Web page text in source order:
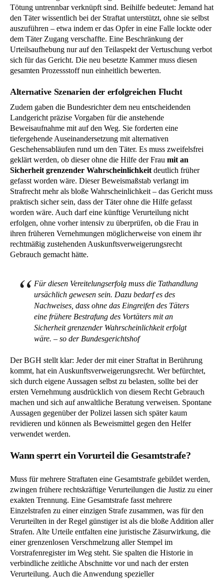
Tötung untrennbar verknüpft sind. Beihilfe bedeutet: Jemand hat
den Täter wissentlich bei der Straftat unterstützt, ohne sie selbst
auszuführen – etwa indem er das Opfer in eine Falle lockte oder
dem Täter Zugang verschaffte. Eine Beschränkung der
Urteilsaufhebung nur auf den Teilaspekt der Vertuschung verbot
sich für das Gericht. Die neu besetzte Kammer muss diesen
gesamten Prozessstoff nun einheitlich bewerten.
Alternative Szenarien der erfolgreichen Flucht
Zudem gaben die Bundesrichter dem neu entscheidenden
Landgericht präzise Vorgaben für die anstehende
Beweisaufnahme mit auf den Weg. Sie forderten eine
tiefergehende Auseinandersetzung mit alternativen
Geschehensabläufen rund um den Täter. Es muss zweifelsfrei
geklärt werden, ob dieser ohne die Hilfe der Frau mit an
Sicherheit grenzender Wahrscheinlichkeit deutlich früher
gefasst worden wäre. Dieser Beweismaßstab verlangt im
Strafrecht mehr als bloße Wahrscheinlichkeit – das Gericht muss
praktisch sicher sein, dass der Täter ohne die Hilfe gefasst
worden wäre. Auch darf eine künftige Verurteilung nicht
erfolgen, ohne vorher intensiv zu überprüfen, ob die Frau in
ihren früheren Vernehmungen möglicherweise von einem ihr
rechtmäßig zustehenden Auskunftsverweigerungsrecht
Gebrauch gemacht hätte.
Für diesen Vereitelungserfolg muss die Tathandlung
ursächlich gewesen sein. Dazu bedarf es des
Nachweises, dass ohne das Eingreifen des Täters
eine frühere Bestrafung des Vortäters mit an
Sicherheit grenzender Wahrscheinlichkeit erfolgt
wäre. – so der Bundesgerichtshof
Der BGH stellt klar: Jeder der mit einer Straftat in Berührung
kommt, hat ein Auskunftsverweigerungsrecht. Wer befürchtet,
sich durch eigene Aussagen selbst zu belasten, sollte bei der
ersten Vernehmung ausdrücklich von diesem Recht Gebrauch
machen und sich auf anwaltliche Beratung verweisen. Spontane
Aussagen gegenüber der Polizei lassen sich später kaum
revidieren und können als Beweismittel gegen den Helfer
verwendet werden.
Wann sperrt ein Vorurteil die Gesamtstrafe?
Muss für mehrere Straftaten eine Gesamtstrafe gebildet werden,
zwingen frühere rechtskräftige Verurteilungen die Justiz zu einer
exakten Trennung. Eine Gesamtstrafe fasst mehrere
Einzelstrafen zu einer einzigen Strafe zusammen, was für den
Verurteilten in der Regel günstiger ist als die bloße Addition aller
Strafen. Alte Urteile entfalten eine juristische Zäsurwirkung, die
einer grenzenlosen Verschmelzung aller Stempel im
Vorstrafenregister im Weg steht. Sie spalten die Historie in
verbindliche zeitliche Abschnitte vor und nach der ersten
Verurteilung. Auch die Anwendung spezieller